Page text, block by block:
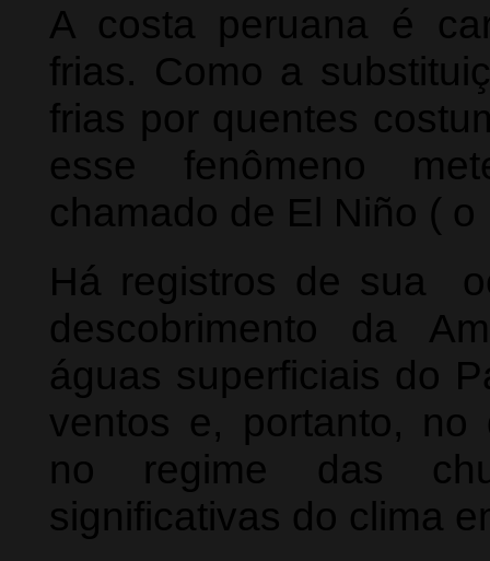
A costa peruana é
frias. Como a
frias por quentes
esse fenômeno
chamado de El Niño (
Há registros de sua
descobrimento da
águas superficiais do
ventos e, portanto, no
no regime das
significativas do clima